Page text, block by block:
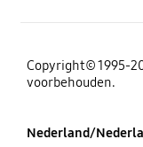
Copyright© 1995-
voorbehouden.
Nederland/